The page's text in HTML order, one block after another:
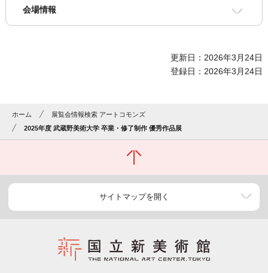
会場情報
更新日：2026年3月24日
登録日：2026年3月24日
ホーム
展覧会情報検索 アートコモンズ
2025年度 武蔵野美術大学 卒業・修了制作 優秀作品展
サイトマップを開く